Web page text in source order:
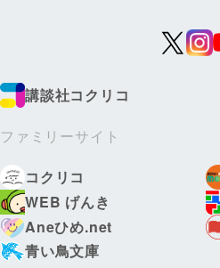
講談社コクリコ
ファミリーサイト
コクリコ
WEB げんき
Aneひめ.net
青い鳥文庫